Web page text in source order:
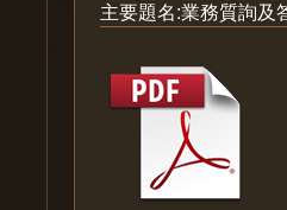
主要題名:業務質詢及